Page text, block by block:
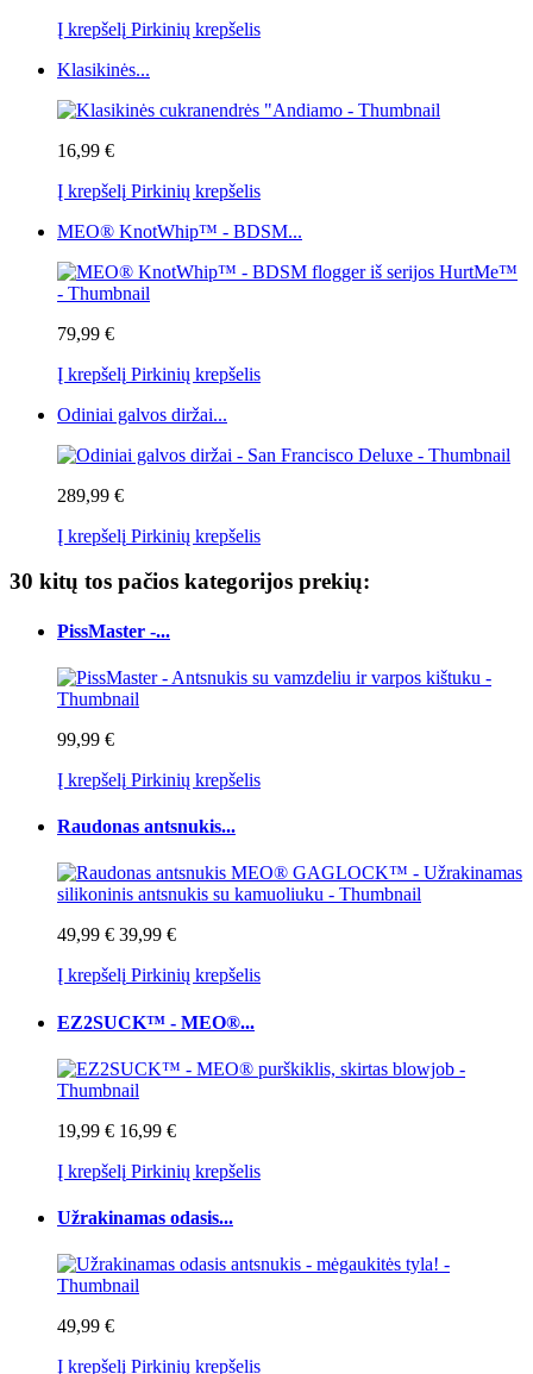
Į krepšelį Pirkinių krepšelis
Klasikinės...
16,99 €
Į krepšelį Pirkinių krepšelis
MEO® KnotWhip™ - BDSM...
79,99 €
Į krepšelį Pirkinių krepšelis
Odiniai galvos diržai...
289,99 €
Į krepšelį Pirkinių krepšelis
30 kitų tos pačios kategorijos prekių:
PissMaster -...
99,99 €
Į krepšelį Pirkinių krepšelis
Raudonas antsnukis...
49,99 € 39,99 €
Į krepšelį Pirkinių krepšelis
EZ2SUCK™ - MEO®...
19,99 € 16,99 €
Į krepšelį Pirkinių krepšelis
Užrakinamas odasis...
49,99 €
Į krepšelį Pirkinių krepšelis